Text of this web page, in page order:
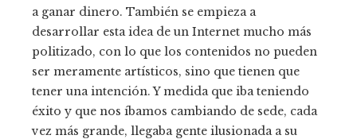
a ganar dinero. También se empieza a
desarrollar esta idea de un Internet mucho más
politizado, con lo que los contenidos no pueden
ser meramente artísticos, sino que tienen que
tener una intención. Y medida que iba teniendo
éxito y que nos íbamos cambiando de sede, cada
vez más grande, llegaba gente ilusionada a su